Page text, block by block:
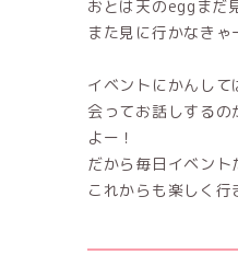
おとは天のeggまだ
イベントにかんして
会ってお話しする
よー！
だから毎日イベント
これからも楽しく行